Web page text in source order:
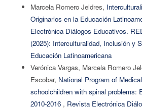
Marcela Romero Jeldres,
Originarios en la Educación
Electrónica Diálogos Educativos.
(2025): Interculturalidad, Inclusión y
Educación Latinoamericana
Verónica Vargas, Marcela Romero
Escobar, National Program of
schoolchildren with spinal problems:
2010-2016 , Revista Electrónica